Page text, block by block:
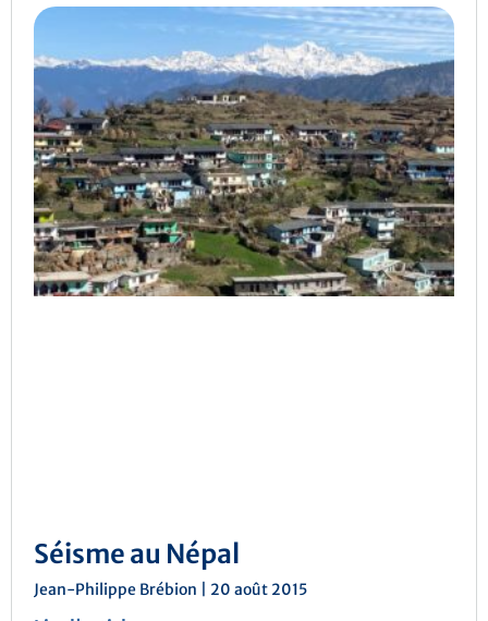
Séisme au Népal
Jean-Philippe Brébion 20 août 2015